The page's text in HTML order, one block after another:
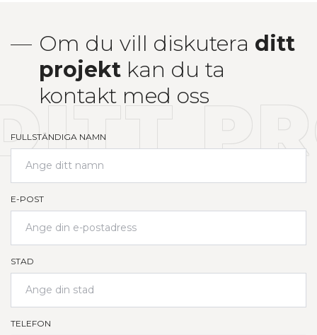
Om du vill diskutera ditt
projekt kan du ta
kontakt med oss
FULLSTÄNDIGA NAMN
E-POST
STAD
TELEFON